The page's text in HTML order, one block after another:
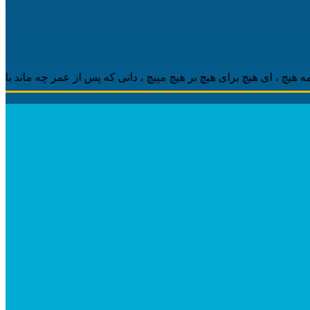
، ‌ای هیچ برای هیچ بر هیچ مپیچ ، دانی که پس از عمر چه ماند باقی